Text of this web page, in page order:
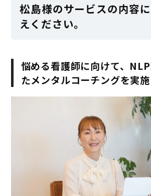
松島様のサービスの内容
えください。
悩める看護師に向けて、
たメンタルコーチングを実施